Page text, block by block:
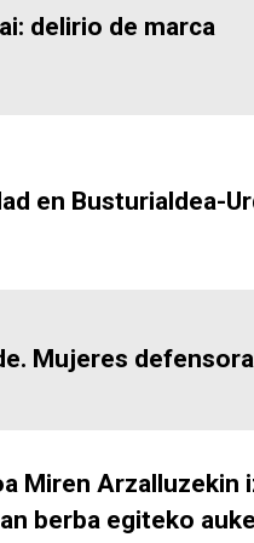
delirio de marca
en Busturialdea-
Mujeres
Miren
berba egiteko